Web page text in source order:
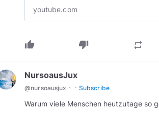
youtube.com
thumb_up thumb_down repeat
NursoausJux
@nursoausjux · · Subscribe
Warum viele Menschen heutzutage so